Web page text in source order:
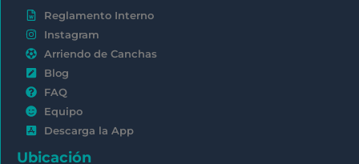
Reglamento Interno
Instagram
Arriendo de Canchas
Blog
FAQ
Equipo
Descarga la App
Ubicación